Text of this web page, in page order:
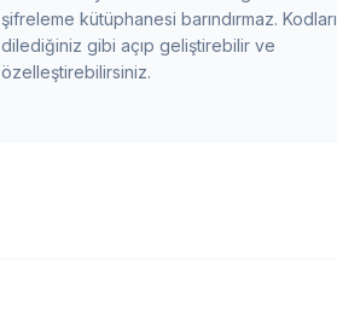
şifreleme kütüphanesi barındırmaz. Kodları
dilediğiniz gibi açıp geliştirebilir ve
özelleştirebilirsiniz.